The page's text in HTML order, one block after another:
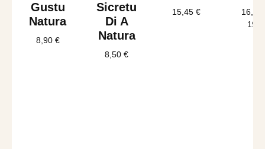
Gustu
Natura
8,90 €
Sicretu
Di A
Natura
8,50 €
15,45 € 16,65